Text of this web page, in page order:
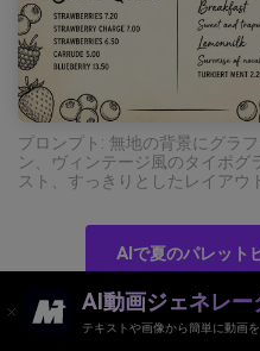
プロンプト: 無地の背景にグラ
ン、ヴィンテージ風のタイポ
スト、すっきりとしたレイア
AIで夏のパレット
AI動画ジェネレー
テキストや画像から簡単に動画